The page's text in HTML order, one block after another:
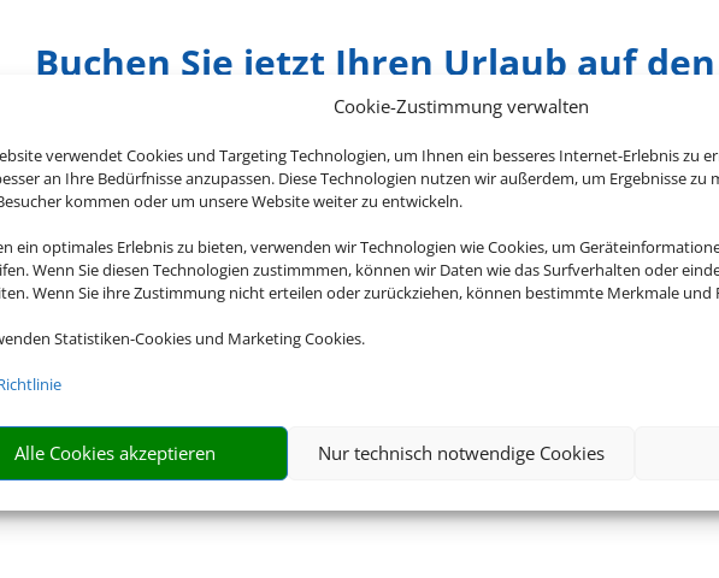
Cookie-Zustimmung verwalten
verwendet Cookies und Targeting Technologien, um Ihnen ein besseres Internet-Erlebnis zu
an Ihre Bedürfnisse anzupassen. Diese Technologien nutzen wir außerdem, um Ergebnisse zu
kommen oder um unsere Website weiter zu entwickeln.
ein optimales Erlebnis zu bieten, verwenden wir Technologien wie Cookies, um
Wenn Sie diesen Technologien zustimmmen, können wir Daten wie das Surfverhalten oder
Wenn Sie ihre Zustimmung nicht erteilen oder zurückziehen, können bestimmte Merkmale
Statistiken-Cookies und Marketing Cookies.
Alle Cookies akzeptieren Nur technisch notwendige Cookies
Buchen Sie jetzt Ihren Urlaub auf
Zafiro Can Picafort
Can Picafort, Mallorca